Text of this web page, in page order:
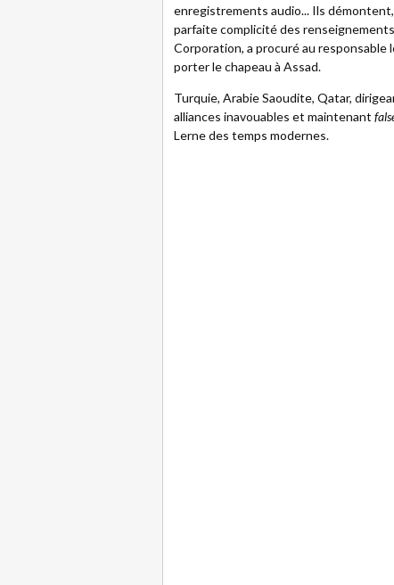
enregistrements audio... Ils
parfaite complicité des
Corporation, a procuré au responsable
porter le chapeau à Assad.
Turquie, Arabie Saoudite, Qatar,
alliances inavouables et maintenant
Lerne des temps modernes.